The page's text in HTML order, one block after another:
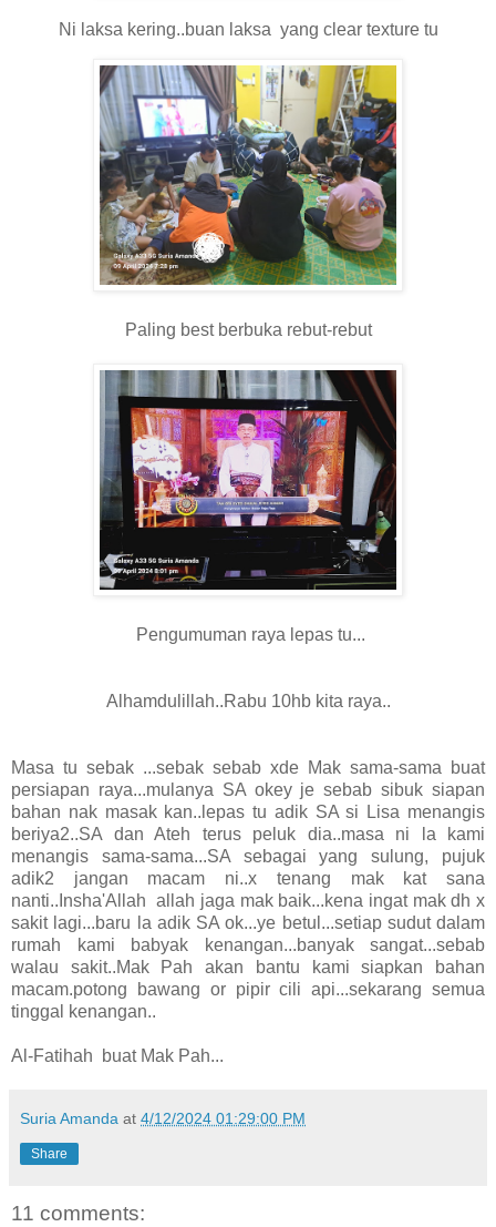
Ni laksa kering..buan laksa yang clear texture tu
Paling best berbuka rebut-rebut
Pengumuman raya lepas tu...
Alhamdulillah..Rabu 10hb kita raya..
Masa tu sebak ...sebak sebab xde Mak sama-sama buat
persiapan raya...mulanya SA okey je sebab sibuk siapan
bahan nak masak kan..lepas tu adik SA si Lisa menangis
beriya2..SA dan Ateh terus peluk dia..masa ni la kami
menangis sama-sama...SA sebagai yang sulung, pujuk
adik2 jangan macam ni..x tenang mak kat sana
nanti..Insha'Allah allah jaga mak baik...kena ingat mak dh x
sakit lagi...baru la adik SA ok...ye betul...setiap sudut dalam
rumah kami babyak kenangan...banyak sangat...sebab
walau sakit..Mak Pah akan bantu kami siapkan bahan
macam.potong bawang or pipir cili api...sekarang semua
tinggal kenangan..
Al-Fatihah buat Mak Pah...
Suria Amanda at 4/12/2024 01:29:00 PM
Share
11 comments: